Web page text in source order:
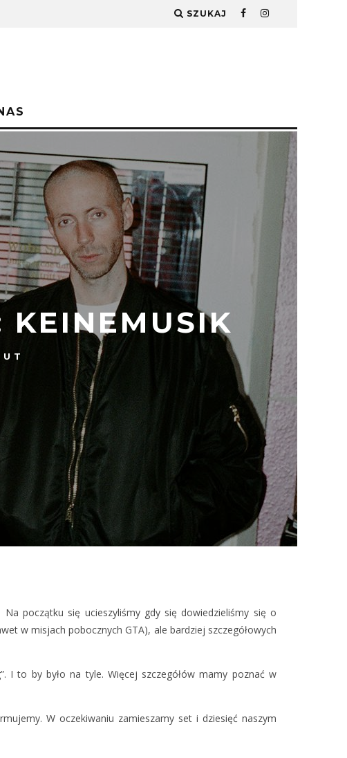
SZUKAJ
początku się ucieszyliśmy gdy się dowiedzieliśmy się o
w misjach pobocznych GTA), ale bardziej szczegółowych
I to by było na tyle. Więcej szczegółów mamy poznać w
W oczekiwaniu zamieszamy set i dziesięć naszym